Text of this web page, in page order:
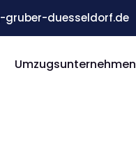
gruber-duesseldorf.de
Umzugsunternehmen